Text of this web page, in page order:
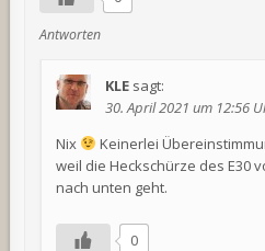
Antworten
KLE sagt:
30. April 2021 um 12:56
Nix
Keinerlei
weil die Heckschürze des E30
nach unten geht.
0